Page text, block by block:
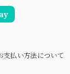
支払い方法について